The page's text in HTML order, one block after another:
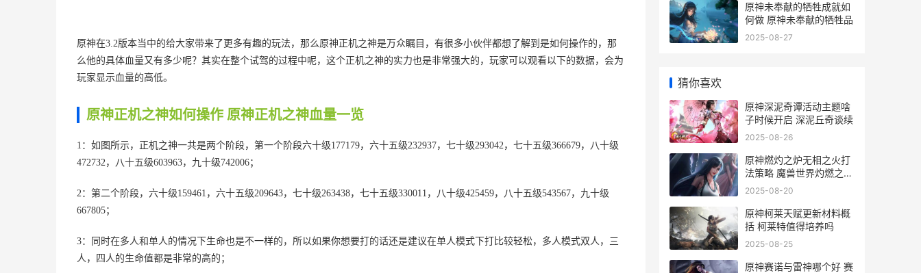
原神在3.2版本当中的给大家带来了更多有趣的玩法，那么原神正机之神是万众瞩目，有很多小伙伴都想了解到是如何操作的，那
么他的具体血量又有多少呢？其实在整个试驾的过程中呢，这个正机之神的实力也是非常强大的，玩家可以观看以下的数据，会为
玩家显示血量的高低。
原神正机之神如何操作 原神正机之神血量一览
1：如图所示，正机之神一共是两个阶段，第一个阶段六十级177179，六十五级232937，七十级293042，七十五级366679，八十级
472732，八十五级603963，九十级742006；
2：第二个阶段，六十级159461，六十五级209643，七十级263438，七十五级330011，八十级425459，八十五级543567，九十级
667805；
3：同时在多人和单人的情况下生命也是不一样的，所以如果你想要打的话还是建议在单人模式下打比较轻松，多人模式双人，三
人，四人的生命值都是非常的高的；
原神未奉献的牺牲成就如
何做 原神未奉献的牺牲品
2025-08-27
猜你喜欢
原神深泥奇谭活动主题啥
子时候开启 深泥丘奇谈续
2025-08-26
原神燃灼之炉无相之火打
法策略 魔兽世界灼燃之心
任务怎么做
2025-08-20
原神柯莱天赋更新材料概
括 柯莱特值得培养吗
2025-08-25
原神赛诺与雷神哪个好 赛